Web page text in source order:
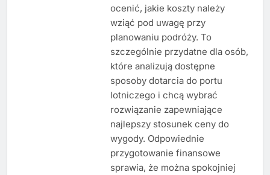
ocenić, jakie koszty należy
wziąć pod uwagę przy
planowaniu podróży. To
szczególnie przydatne dla osób,
które analizują dostępne
sposoby dotarcia do portu
lotniczego i chcą wybrać
rozwiązanie zapewniające
najlepszy stosunek ceny do
wygody. Odpowiednie
przygotowanie finansowe
sprawia, że można spokojniej